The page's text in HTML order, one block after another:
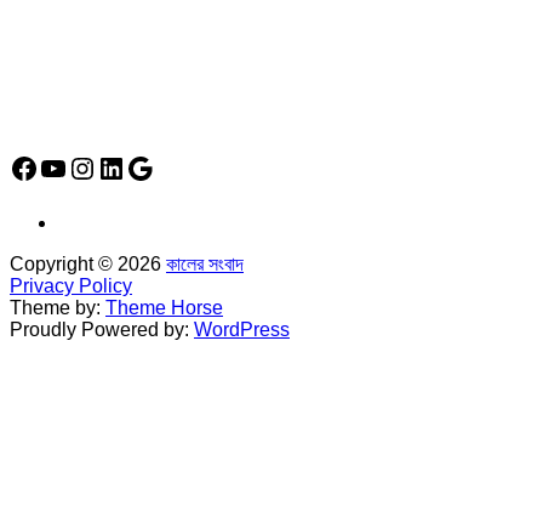
Facebook
YouTube
Instagram
LinkedIn
Google
Copyright © 2026 কালের সংবাদ
Privacy Policy
Theme by: Theme Horse
Proudly Powered by: WordPress